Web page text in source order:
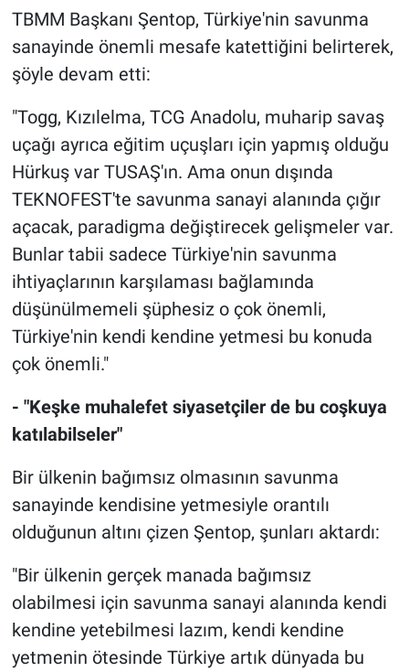
TBMM Başkanı Şentop, Türkiye'nin savunma
sanayinde önemli mesafe katettiğini belirterek,
şöyle devam etti:
"Togg, Kızılelma, TCG Anadolu, muharip savaş
uçağı ayrıca eğitim uçuşları için yapmış olduğu
Hürkuş var TUSAŞ'ın. Ama onun dışında
TEKNOFEST'te savunma sanayi alanında çığır
açacak, paradigma değiştirecek gelişmeler var.
Bunlar tabii sadece Türkiye'nin savunma
ihtiyaçlarının karşılaması bağlamında
düşünülmemeli şüphesiz o çok önemli,
Türkiye'nin kendi kendine yetmesi bu konuda
çok önemli."
- "Keşke muhalefet siyasetçiler de bu coşkuya
katılabilseler"
Bir ülkenin bağımsız olmasının savunma
sanayinde kendisine yetmesiyle orantılı
olduğunun altını çizen Şentop, şunları aktardı:
"Bir ülkenin gerçek manada bağımsız
olabilmesi için savunma sanayi alanında kendi
kendine yetebilmesi lazım, kendi kendine
yetmenin ötesinde Türkiye artık dünyada bu